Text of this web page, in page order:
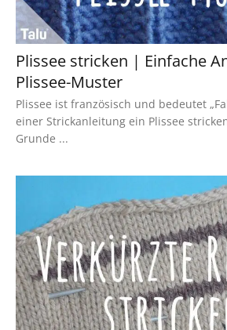
Plissee stricken | Einfache
Plissee-Muster
Plissee ist französisch und bedeutet
einer Strickanleitung ein Plissee
Grunde ...